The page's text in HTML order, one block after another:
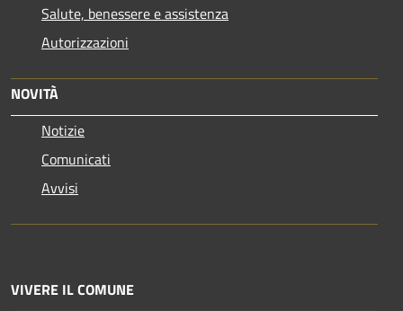
Salute, benessere e assistenza
Autorizzazioni
NOVITÀ
Notizie
Comunicati
Avvisi
VIVERE IL COMUNE